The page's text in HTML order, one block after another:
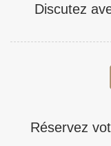
Discutez
Réservez